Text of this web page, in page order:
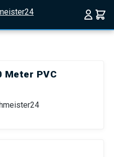
Meter PVC